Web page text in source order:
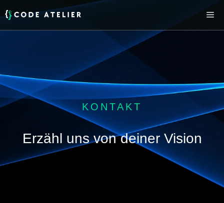
zum
KONTAKT
Erzähl uns von deiner Vision